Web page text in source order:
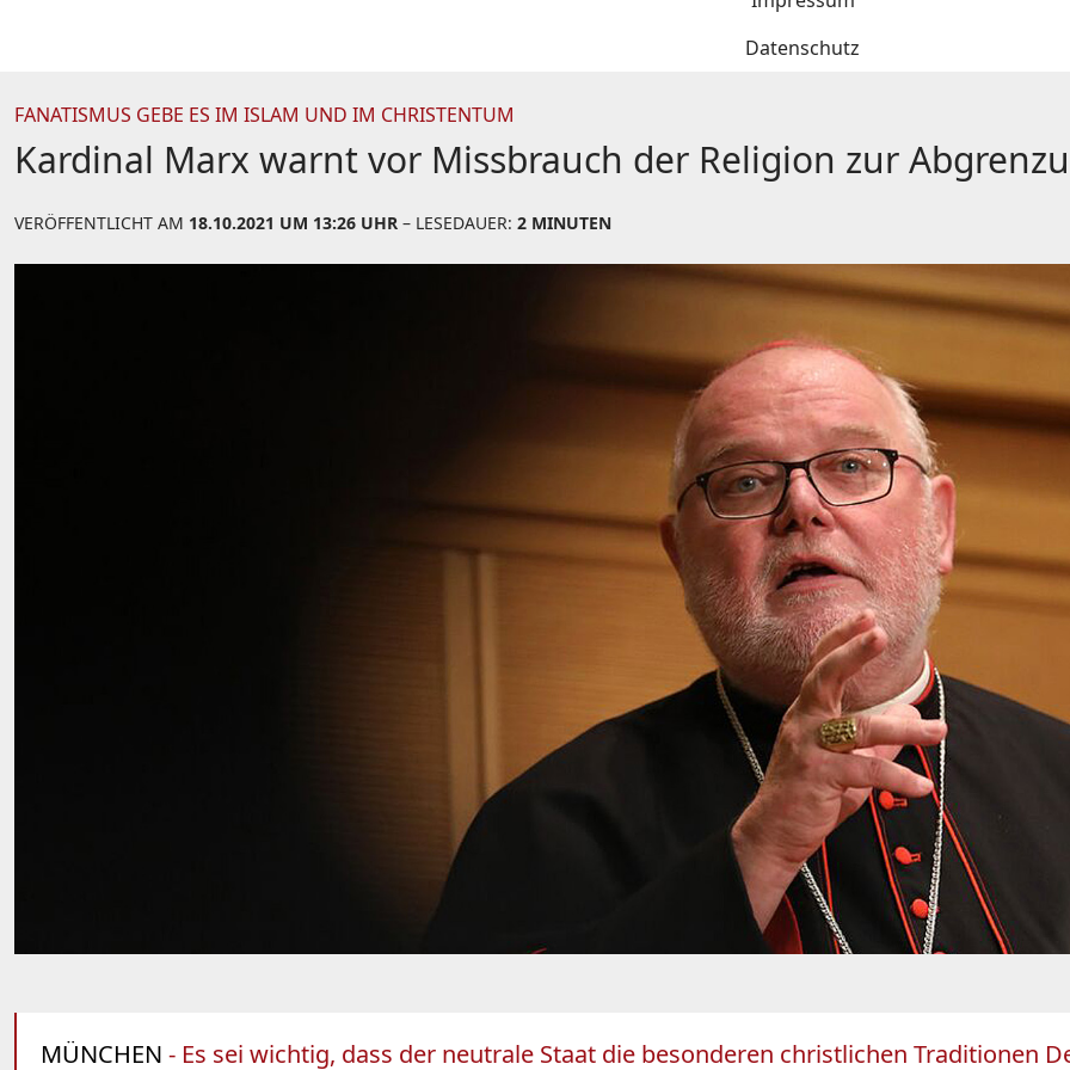
Datenschutz
FANATISMUS GEBE ES IM ISLAM UND IM CHRISTENTUM
Kardinal Marx warnt vor Missbrauch der Religion zur
VERÖFFENTLICHT AM 18.10.2021 UM 13:26 UHR – LESEDAUER: 2 MINUTEN
MÜNCHEN - Es sei wichtig, dass der neutrale Staat die besonderen christlichen Traditionen